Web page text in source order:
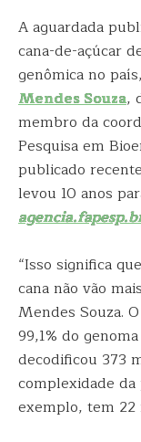
A aguardada
cana-de-açúcar
genômica no
Mendes Souza,
membro da
Pesquisa em
publicado
levou 10 anos
“Isso significa
cana não vão
Mendes Souza.
99,1% do
decodificou 373
complexidade
exemplo, tem 22